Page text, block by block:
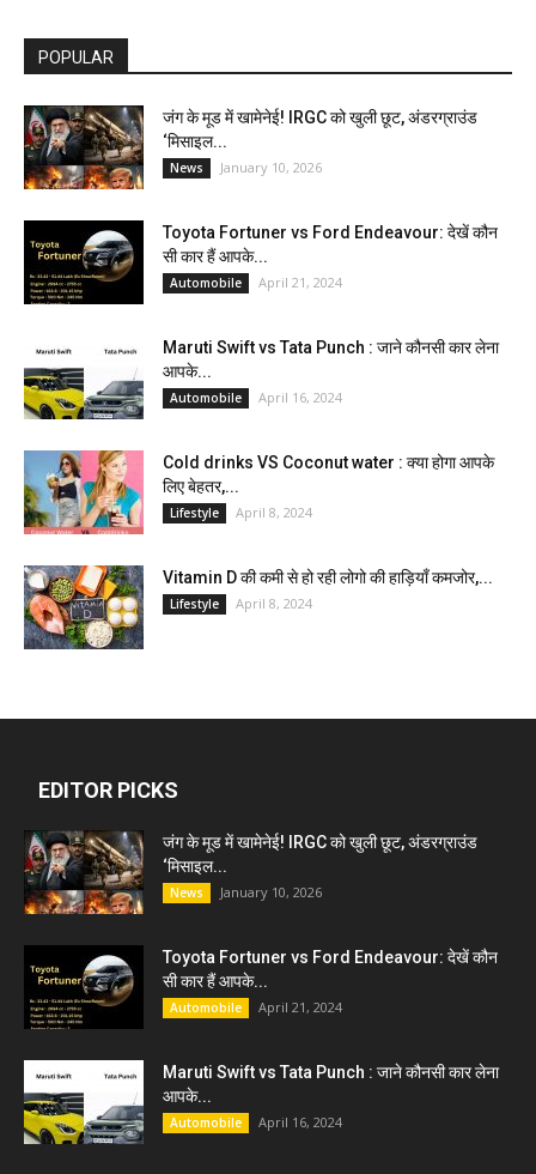
POPULAR
जंग के मूड में खामेनेई! IRGC को खुली छूट, अंडरग्राउंड
‘मिसाइल...
News January 10, 2026
Toyota Fortuner vs Ford Endeavour: देखें कौन
सी कार हैं आपके...
Automobile April 21, 2024
Maruti Swift vs Tata Punch : जाने कौनसी कार लेना
आपके...
Automobile April 16, 2024
Cold drinks VS Coconut water : क्या होगा आपके
लिए बेहतर,...
Lifestyle April 8, 2024
Vitamin D की कमी से हो रही लोगो की हाड़ियाँ कमजोर,...
Lifestyle April 8, 2024
EDITOR PICKS
जंग के मूड में खामेनेई! IRGC को खुली छूट, अंडरग्राउंड
‘मिसाइल...
News January 10, 2026
Toyota Fortuner vs Ford Endeavour: देखें कौन
सी कार हैं आपके...
Automobile April 21, 2024
Maruti Swift vs Tata Punch : जाने कौनसी कार लेना
आपके...
Automobile April 16, 2024